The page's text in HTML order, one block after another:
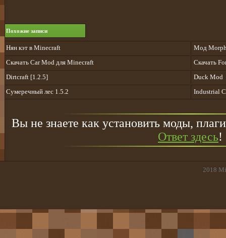
Похожие записи
Нян кэт в Minecraft
Мод
Скачать Car Mod для Minecraft
Скачать
Dirtcraft [1.2.5]
Duck Mod
Сумеречный лес 1.5.2
Industrial
Вы не знаете как установить моды,
Ответ здесь!
2018